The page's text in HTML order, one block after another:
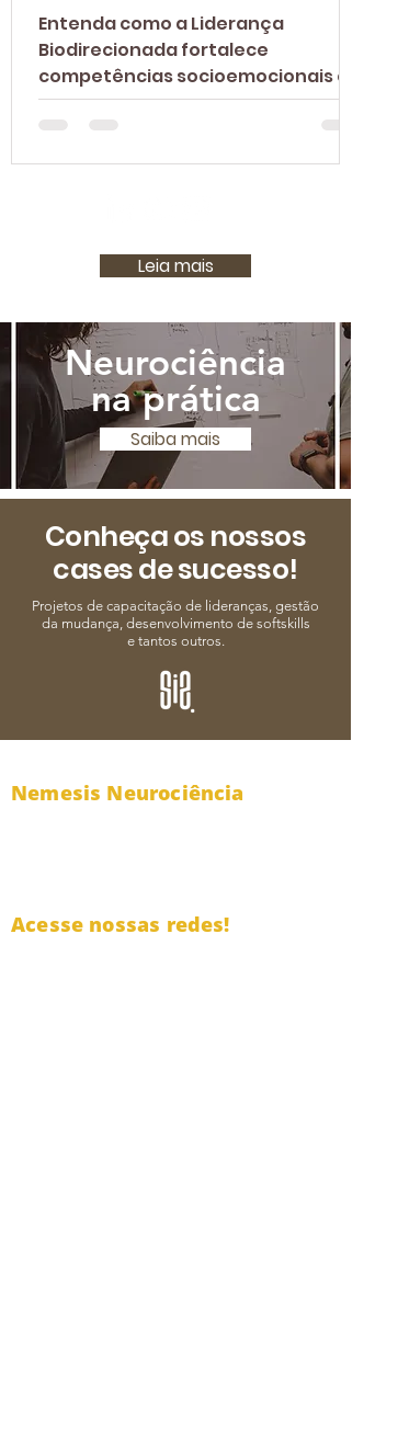
desenvolvimento de
líderes?
Entenda como a Liderança
Biodirecionada fortalece
competências socioemocionais e
cria líderes preparados para
Leia mais
Neurociência
na prática
Saiba mais
Conheça os nossos
cases de sucesso!
Projetos de capacitação de lideranças, gestão
da mudança, desenvolvimento de softskills
e tantos outros.
Nemesis Neurociência
Acesse nossas redes!